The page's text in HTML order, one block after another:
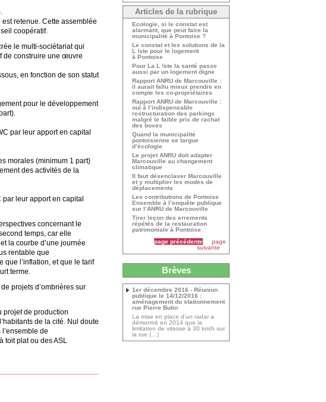
retenue. Cette assemblée
coopératif.
le multi-sociétariat qui
de construire une œuvre
en fonction de son statut
pour le développement
par leur apport en capital
morales (minimum 1 part)
des activités de la
leur apport en capital
concernant le
temps, car elle
la courbe d’une journée
rentable que
que l’inflation, et que le tarif
terme.
projets d’ombrières sur
projet de production
de la cité. Nul doute
de
toit plat ou des ASL
Articles de la rubrique
Ecologie, si le constat est
alarmant, que peut faire la
municipalité à Pontoise ?
Le constat et les solutions de la
L !ste pour le logement
à Pontoise
Pour La L !ste la santé passe
aussi par un logement digne
Rapport ANRU de Marcouville :
il aurait fallu mieux prendre en
compte les co-propriétaires
Rapport ANRU de Marcouville :
oui à l’indispensable
restructuration des parkings
malgré le faible prix de rachat
des boxes
Quand la municipalité
pontoisienne se targue
d’écologie
Le projet ANRU doit adapter
Marcouville au changement
climatique
Il faut désenclaver Marcouville
et y multiplier les modes de
déplacements
Les contributions de Pontoise
Ensemble à l’enquête publique
sur l’ANRU de Marcouville
Tirer leçon des errements
répétés de la restauration
patrimoniale à Pontoise
page précédente
page
suivante
Brèves
1er décembre 2016 - Réunion
publique le 14/12/2016 :
aménagement du stationnement
rue Pierre Butin
La mise en place d’un radar a
démontré en 2014 que la
limitation de vitesse à 30 km/h sur
la rue (…)